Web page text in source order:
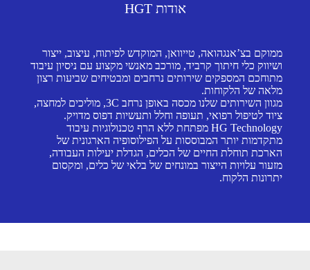
אודות HGT
ממוקם בצ’אנגהואה, טייוואן, המוקדש לפיתוח, עיצוב, ייצור
ושיווק כלי חיתוך קרביד, מורכב מאנשי מקצוע עם ניסיון עיבוד
מתוחכם המספקים שירותים נרחבים ומבטיחים שביעות רצון
מלאה של הלקוחות.
מגוון השירותים שלנו מכסה באופן נרחב 3C, מוליכים למחצה,
ציוד לטיפול רפואי, תעופה וחלל ותעשיות דפוס מדויק.
HG Technology מפתחת ללא הרף טכנולוגיות עיבוד
מתקדמות יותר המבוססות על הפילוסופיה הארגונית של
הארכת תוחלת החיים של הכלים, הגדלת יעילות העבודה,
מזעור עלויות הייצור במונחים של בלאי של כלים, ומקסום
יתרונות הלקוח.